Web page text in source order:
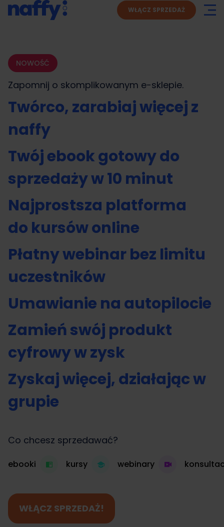
WŁĄCZ SPRZEDAŻ
NOWOŚĆ
Zapomnij o skomplikowanym e-sklepie.
Twórco, zarabiaj więcej z
naffy
Twój ebook gotowy do
sprzedaży w 10 minut
Najprostsza platforma
do kursów online
Płatny webinar bez limitu
uczestników
Umawianie na autopilocie
Zamień swój produkt
cyfrowy w zysk
Zyskaj więcej, działając w
grupie
Co chcesz sprzedawać?
ebooki kursy webinary
WŁĄCZ SPRZEDAŻ!